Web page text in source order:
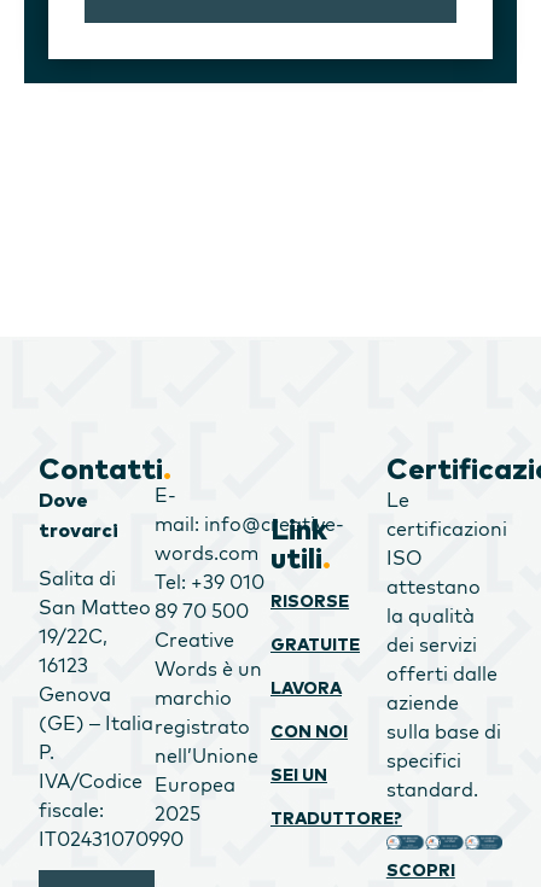
Contatti.
Dove
trovarci
Salita di
San Matteo
19/22C,
16123
Genova
(GE) – Italia
P.
IVA/Codice
fiscale:
IT02431070990
E-
mail: info@creative-
words.com
Tel: +39 010
89 70 500
Creative
Words è un
marchio
registrato
nell’Unione
Europea
2025
Link
utili.
RISORSE
GRATUITE
LAVORA
CON NOI
SEI UN
TRADUTTORE?
Le
certificazioni
ISO
attestano
la qualità
dei servizi
offerti dalle
aziende
sulla base di
specifici
standard.
SCOPRI